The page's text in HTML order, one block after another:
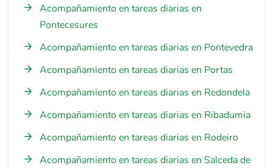
Acompañamiento en tareas diarias en
Pontecesures
Acompañamiento en tareas diarias en Pontevedra
Acompañamiento en tareas diarias en Portas
Acompañamiento en tareas diarias en Redondela
Acompañamiento en tareas diarias en Ribadumia
Acompañamiento en tareas diarias en Rodeiro
Acompañamiento en tareas diarias en Salceda de